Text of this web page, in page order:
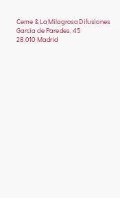
Ceme & La Milagrosa Difusiones
García de Paredes, 45
28.010 Madrid